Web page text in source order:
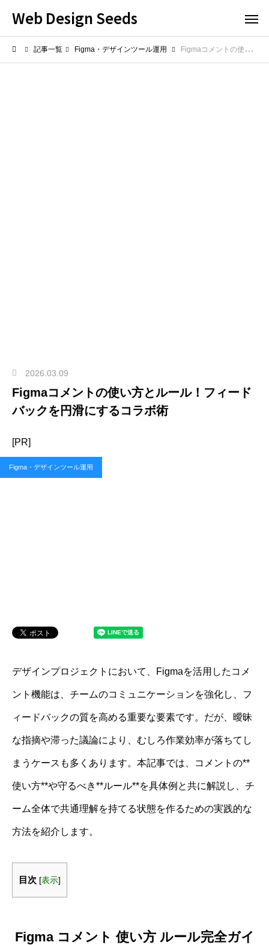
Web Design Seeds
記事一覧 Figma・デザインツール運用 Figmaコメントの使い方とルール！フィードバックを円滑にするコラボ術
2026.03.09
Figmaコメントの使い方とルール！フィード
バックを円滑にするコラボ術
[PR]
Figma・デザインツール運用
デザインプロジェクトにおいて、Figmaを活用したコメ
ント機能は、チームのコミュニケーションを強化し、フ
ィードバックの質を高める重要な要素です。だが、曖昧
な指摘や滞った議論により、むしろ作業効率が落ちてし
まうケースも多くあります。本記事では、コメントの**
使い方**や守るべき**ルール**を具体例と共に解説し、チ
ーム全体で共通理解を持てる状態を作るための実践的な
方法を紹介します。
目次 [表示]
Figma コメント 使い方 ルール完全ガイ